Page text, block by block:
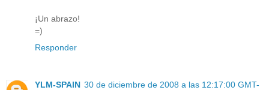
¡Un abrazo!
=)
Responder
YLM-SPAIN 30 de diciembre de 2008 a las 12:17:00 GMT-